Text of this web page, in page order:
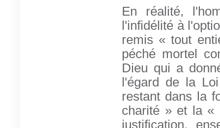
En réalité,
l'infidélité à
remis « tout
péché mortel
Dieu qui a
l'égard de la
restant dans la
charité » et la «
justification,